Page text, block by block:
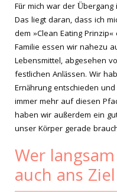
Für mich war der
Das liegt daran, dass ich
dem »Clean Eating
Familie essen wir nahezu
Lebensmittel, abgesehen
festlichen Anlässen. Wir
Ernährung entschieden
immer mehr auf diesen
haben wir außerdem ein
unser Körper gerade
Wer
auch ans Ziel